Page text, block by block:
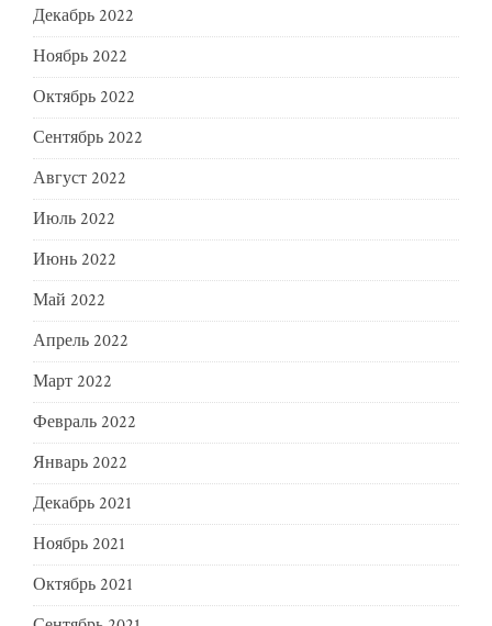
Декабрь 2022
Ноябрь 2022
Октябрь 2022
Сентябрь 2022
Август 2022
Июль 2022
Июнь 2022
Май 2022
Апрель 2022
Март 2022
Февраль 2022
Январь 2022
Декабрь 2021
Ноябрь 2021
Октябрь 2021